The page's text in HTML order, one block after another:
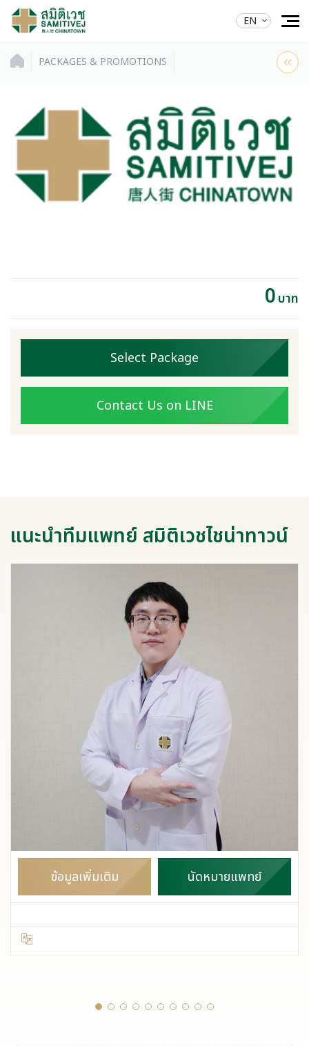
EN
PACKAGES & PROMOTIONS
0บาท
Select Package
Contact Us on LINE
แนะนำทีมแพทย์ สมิติเวชไชน่าทาวน์
ข้อมูลเพิ่มเติม นัดหมายแพทย์